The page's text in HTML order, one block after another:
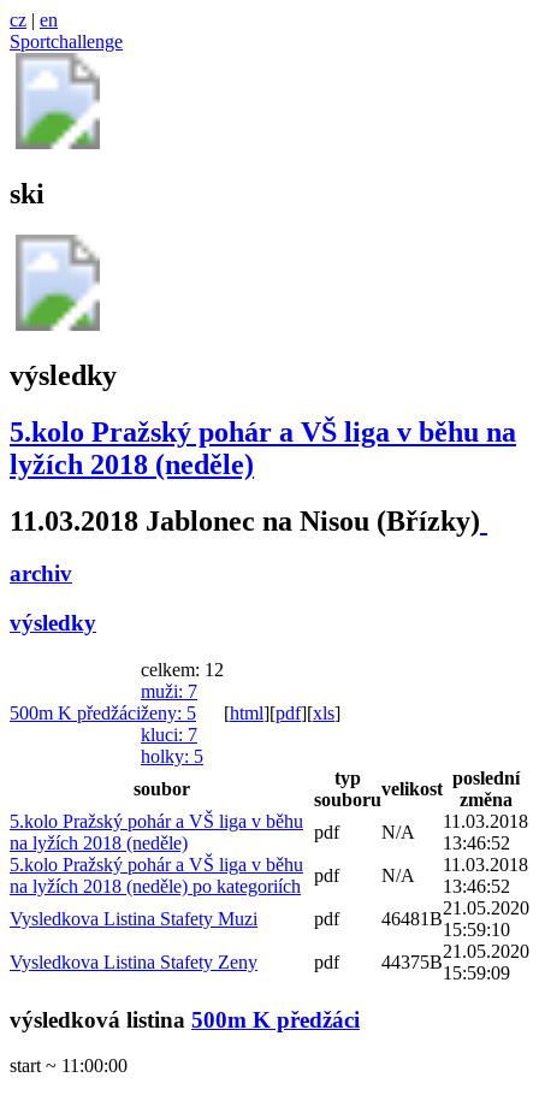
cz | en
Sportchallenge
ski
výsledky
5.kolo Pražský pohár a VŠ liga v běhu na
lyžích 2018 (neděle)
11.03.2018 Jablonec na Nisou (Břízky)
archiv
výsledky
500m K předžáci
celkem: 12
muži: 7
ženy: 5
kluci: 7
holky: 5
[html][pdf][xls]
soubor
typ
souboru
velikost
poslední
změna
5.kolo Pražský pohár a VŠ liga v běhu
na lyžích 2018 (neděle)
pdf N/A
11.03.2018
13:46:52
5.kolo Pražský pohár a VŠ liga v běhu
na lyžích 2018 (neděle) po kategoriích
pdf N/A
11.03.2018
13:46:52
Vysledkova Listina Stafety Muzi
pdf 46481B
21.05.2020
15:59:10
Vysledkova Listina Stafety Zeny
pdf 44375B
21.05.2020
15:59:09
výsledková listina 500m K předžáci
start ~ 11:00:00